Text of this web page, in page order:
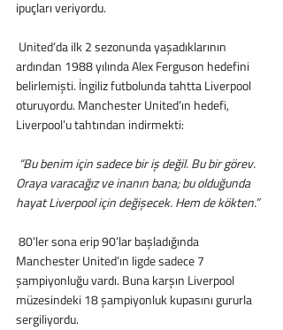
ipuçları veriyordu.
ardından 1988 yılında Alex Ferguson hedefini
belirlemişti. İngiliz futbolunda tahtta Liverpool
oturuyordu. Manchester United’ın hedefi,
Liverpool’u tahtından indirmekti:
Oraya varacağız ve inanın bana; bu olduğunda
hayat Liverpool için değişecek. Hem de kökten.”
Manchester United’ın ligde sadece 7
şampiyonluğu vardı. Buna karşın Liverpool
müzesindeki 18 şampiyonluk kupasını gururla
sergiliyordu.